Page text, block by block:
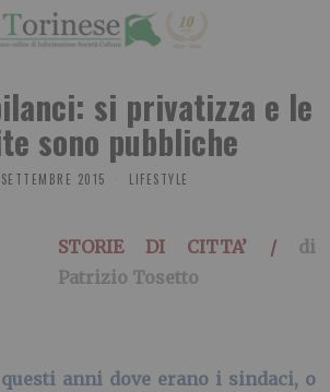
si privatizza e le
sono pubbliche
2015 LIFESTYLE
STORIE DI CITTA’ / di
Patrizio Tosetto
anni dove erano i sindaci, o